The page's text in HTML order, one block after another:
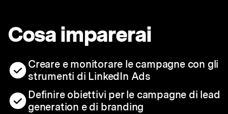
Cosa imparerai
Creare e monitorare le campagne con gli
strumenti di LinkedIn Ads
Definire obiettivi per le campagne di lead
generation e di branding